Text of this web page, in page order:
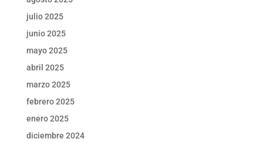
julio 2025
junio 2025
mayo 2025
abril 2025
marzo 2025
febrero 2025
enero 2025
diciembre 2024